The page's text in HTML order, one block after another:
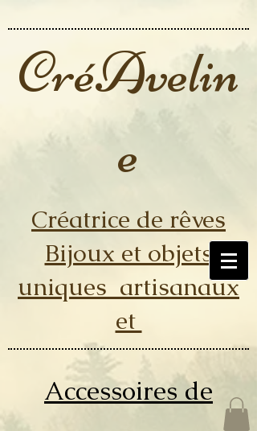
CréAvelin
e
Créatrice de rêves
Bijoux et objets
uniques artisanaux
et
Accessoires de